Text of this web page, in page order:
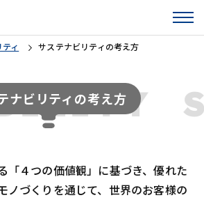
ィ サステナビリティの考え方
ナビリティの考え方
「４つの価値観」に基づき、優れた
ノづくりを通じて、世界のお客様の